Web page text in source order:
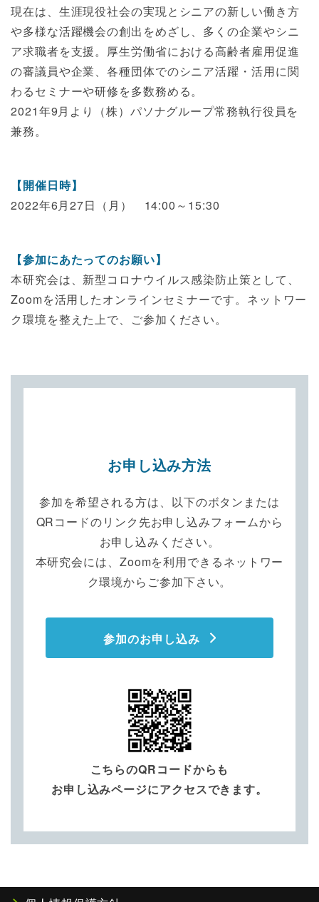
現在は、生涯現役社会の実現とシニアの新しい働き方
や多様な活躍機会の創出をめざし、多くの企業やシニ
ア求職者を支援。厚生労働省における高齢者雇用促進
の審議員や企業、各種団体でのシニア活躍・活用に関
わるセミナーや研修を多数務める。
2021年9月より（株）パソナグループ常務執行役員を
兼務。
【開催日時】
2022年6月27日（月） 14:00～15:30
【参加にあたってのお願い】
本研究会は、新型コロナウイルス感染防止策として、
Zoomを活用したオンラインセミナーです。ネットワー
ク環境を整えた上で、ご参加ください。
お申し込み方法
参加を希望される方は、以下のボタンまたは
QRコードのリンク先お申し込みフォームから
お申し込みください。
本研究会には、Zoomを利用できるネットワー
ク環境からご参加下さい。
参加のお申し込み
こちらのQRコードからも
お申し込みページにアクセスできます。